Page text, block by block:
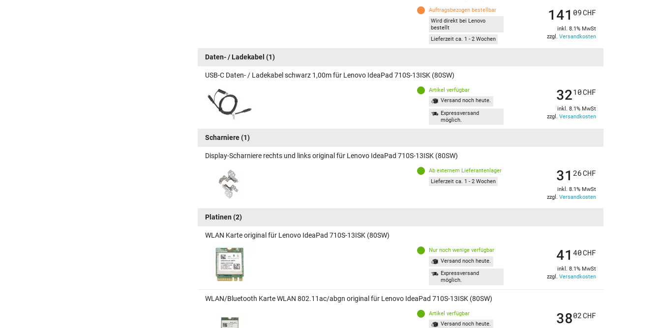
Auftragsbezogen bestellbar
Wird direkt bei Lenovo
bestellt
Lieferzeit ca. 1 - 2 Wochen
141 09CHF
inkl. 8.1% MwSt
zzgl. Versandkosten
Daten- / Ladekabel (1)
USB-C Daten- / Ladekabel schwarz 1,00m für Lenovo IdeaPad 710S-13ISK (80SW)
Artikel verfügbar
Versand noch heute.
Expressversand
möglich.
3210CHF
inkl. 8.1% MwSt
zzgl. Versandkosten
Scharniere(1)
Display-Scharniere rechts und links original für Lenovo IdeaPad 710S-13ISK (80SW)
Ab externem Lieferantenlager
Lieferzeit ca. 1 - 2 Wochen
3126CHF
inkl. 8.1% MwSt
zzgl. Versandkosten
Platinen (2)
WLAN Karte original für Lenovo IdeaPad 710S-13ISK (80SW)
Nur noch wenige verfügbar
Versand noch heute.
Expressversand
möglich.
4140CHF
inkl. 8.1% MwSt
zzgl. Versandkosten
WLAN/Bluetooth Karte WLAN 802.11ac/abgn original für Lenovo IdeaPad 710S-13ISK (80SW)
Artikel verfügbar
Versand noch heute.
3802CHF